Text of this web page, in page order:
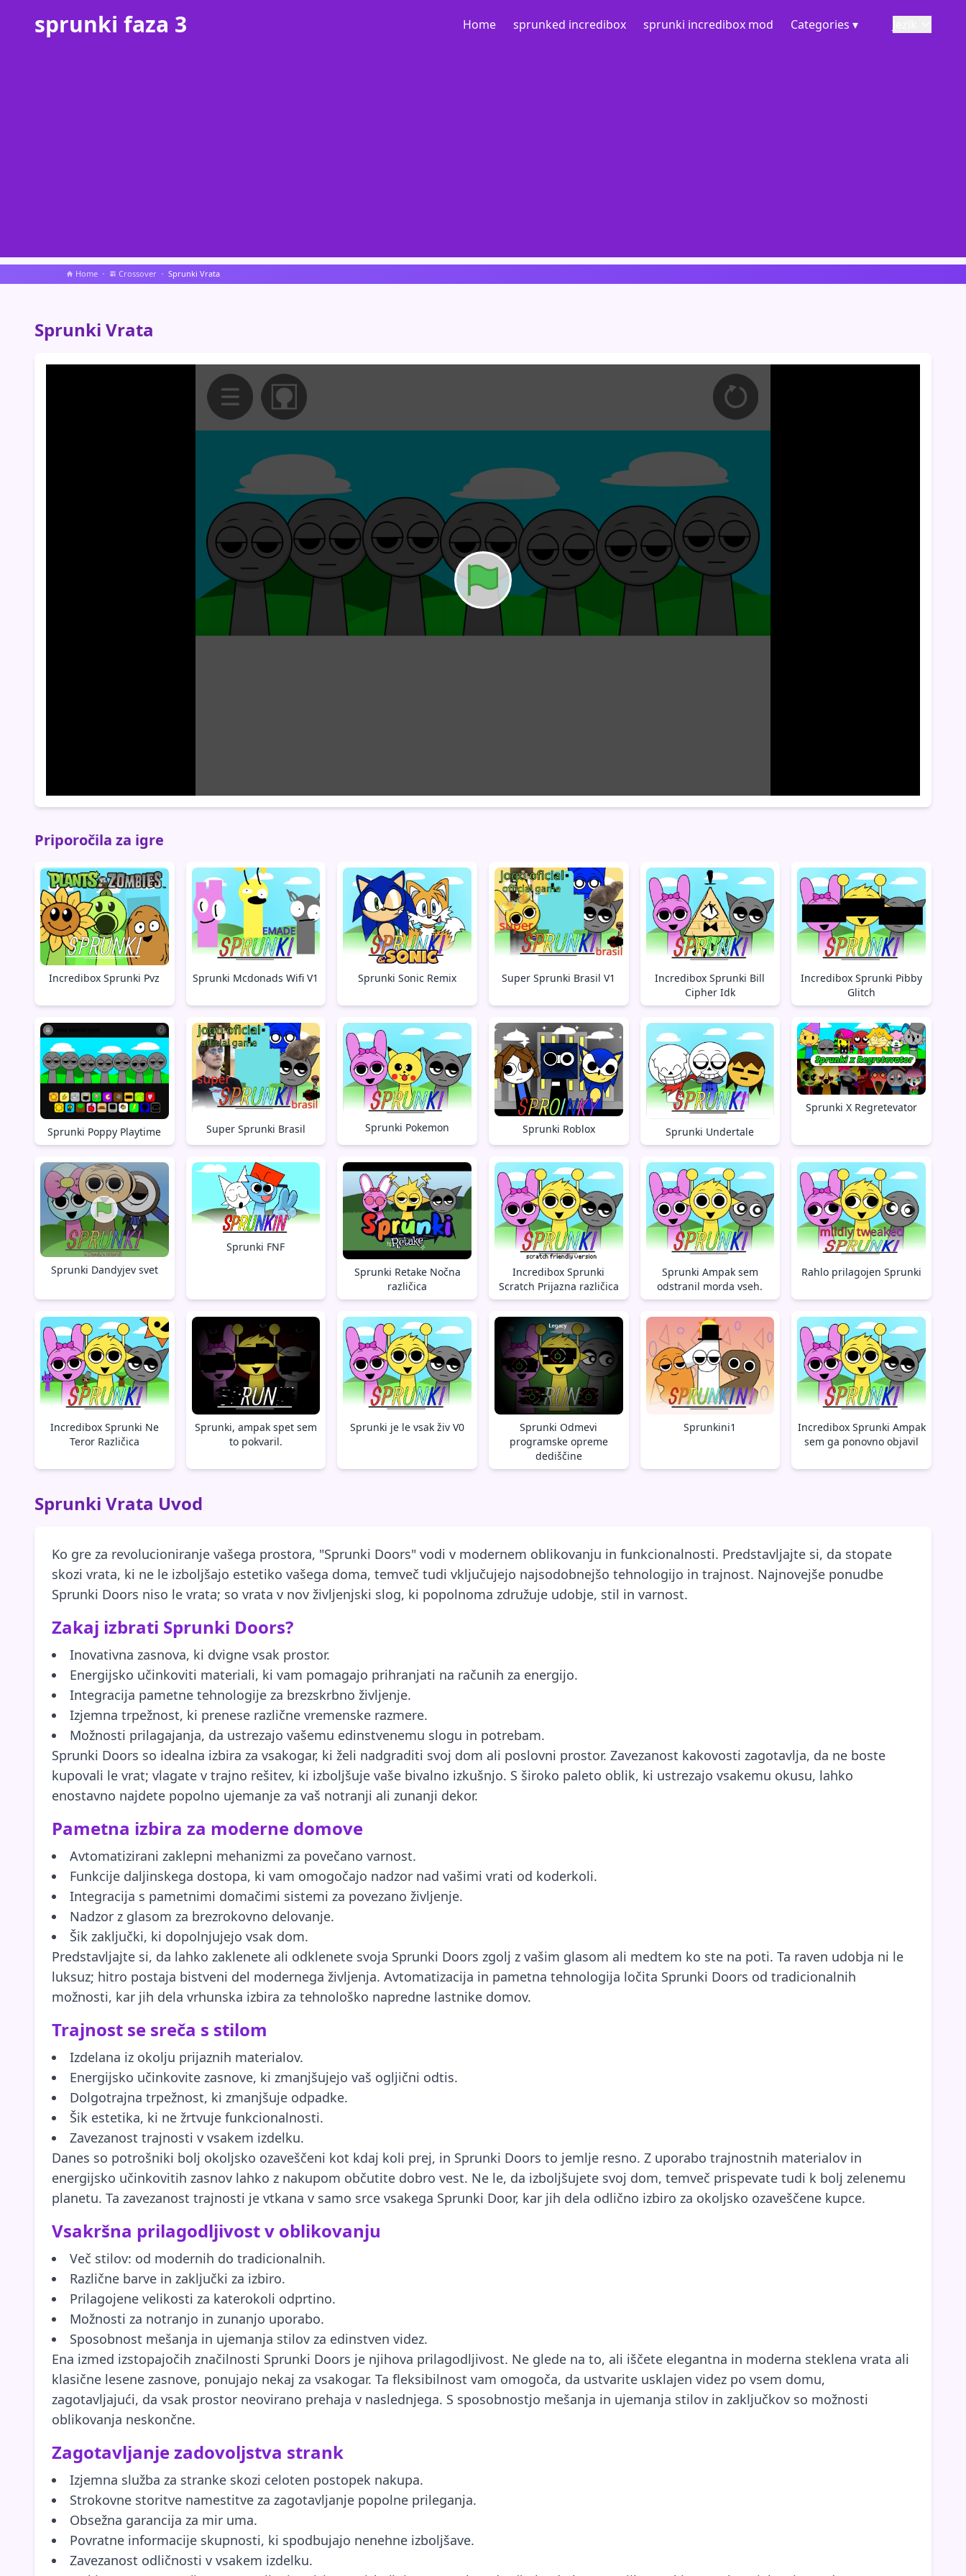
sprunki faza 3 Home sprunked incredibox sprunki incredibox mod Categories ▾
Home Crossover Sprunki Vrata
Sprunki Vrata
Priporočila za igre
Incredibox Sprunki Pvz Sprunki Mcdonads Wifi V1 Sprunki Sonic Remix Super Sprunki Brasil V1
Incredibox Sprunki Bill
Cipher Idk
Incredibox Sprunki Pibby
Glitch
Sprunki Poppy Playtime Super Sprunki Brasil Sprunki Pokemon Sprunki Roblox Sprunki Undertale
Sprunki X Regretevator
Sprunki Dandyjev svet
Sprunki FNF
Sprunki Retake Nočna
različica
Incredibox Sprunki
Scratch Prijazna različica
Sprunki Ampak sem
odstranil morda vseh.
Rahlo prilagojen Sprunki
Incredibox Sprunki Ne
Teror Različica
Sprunki, ampak spet sem
to pokvaril.
Sprunki je le vsak živ V0
Sprunki Odmevi
programske opreme
dediščine
Sprunkini1
Incredibox Sprunki Ampak
sem ga ponovno objavil
Sprunki Vrata Uvod
Ko gre za revolucioniranje vašega prostora, "Sprunki Doors" vodi v modernem oblikovanju in funkcionalnosti. Predstavljajte si, da stopate
skozi vrata, ki ne le izboljšajo estetiko vašega doma, temveč tudi vključujejo najsodobnejšo tehnologijo in trajnost. Najnovejše ponudbe
Sprunki Doors niso le vrata; so vrata v nov življenjski slog, ki popolnoma združuje udobje, stil in varnost.
Zakaj izbrati Sprunki Doors?
Inovativna zasnova, ki dvigne vsak prostor.
Energijsko učinkoviti materiali, ki vam pomagajo prihranjati na računih za energijo.
Integracija pametne tehnologije za brezskrbno življenje.
Izjemna trpežnost, ki prenese različne vremenske razmere.
Možnosti prilagajanja, da ustrezajo vašemu edinstvenemu slogu in potrebam.
Sprunki Doors so idealna izbira za vsakogar, ki želi nadgraditi svoj dom ali poslovni prostor. Zavezanost kakovosti zagotavlja, da ne boste
kupovali le vrat; vlagate v trajno rešitev, ki izboljšuje vaše bivalno izkušnjo. S široko paleto oblik, ki ustrezajo vsakemu okusu, lahko
enostavno najdete popolno ujemanje za vaš notranji ali zunanji dekor.
Pametna izbira za moderne domove
Avtomatizirani zaklepni mehanizmi za povečano varnost.
Funkcije daljinskega dostopa, ki vam omogočajo nadzor nad vašimi vrati od koderkoli.
Integracija s pametnimi domačimi sistemi za povezano življenje.
Nadzor z glasom za brezrokovno delovanje.
Šik zaključki, ki dopolnjujejo vsak dom.
Predstavljajte si, da lahko zaklenete ali odklenete svoja Sprunki Doors zgolj z vašim glasom ali medtem ko ste na poti. Ta raven udobja ni le
luksuz; hitro postaja bistveni del modernega življenja. Avtomatizacija in pametna tehnologija ločita Sprunki Doors od tradicionalnih
možnosti, kar jih dela vrhunska izbira za tehnološko napredne lastnike domov.
Trajnost se sreča s stilom
Izdelana iz okolju prijaznih materialov.
Energijsko učinkovite zasnove, ki zmanjšujejo vaš ogljični odtis.
Dolgotrajna trpežnost, ki zmanjšuje odpadke.
Šik estetika, ki ne žrtvuje funkcionalnosti.
Zavezanost trajnosti v vsakem izdelku.
Danes so potrošniki bolj okoljsko ozaveščeni kot kdaj koli prej, in Sprunki Doors to jemlje resno. Z uporabo trajnostnih materialov in
energijsko učinkovitih zasnov lahko z nakupom občutite dobro vest. Ne le, da izboljšujete svoj dom, temveč prispevate tudi k bolj zelenemu
planetu. Ta zavezanost trajnosti je vtkana v samo srce vsakega Sprunki Door, kar jih dela odlično izbiro za okoljsko ozaveščene kupce.
Vsakršna prilagodljivost v oblikovanju
Več stilov: od modernih do tradicionalnih.
Različne barve in zaključki za izbiro.
Prilagojene velikosti za katerokoli odprtino.
Možnosti za notranjo in zunanjo uporabo.
Sposobnost mešanja in ujemanja stilov za edinstven videz.
Ena izmed izstopajočih značilnosti Sprunki Doors je njihova prilagodljivost. Ne glede na to, ali iščete elegantna in moderna steklena vrata ali
klasične lesene zasnove, ponujajo nekaj za vsakogar. Ta fleksibilnost vam omogoča, da ustvarite usklajen videz po vsem domu,
zagotavljajući, da vsak prostor neovirano prehaja v naslednjega. S sposobnostjo mešanja in ujemanja stilov in zaključkov so možnosti
oblikovanja neskončne.
Zagotavljanje zadovoljstva strank
Izjemna služba za stranke skozi celoten postopek nakupa.
Strokovne storitve namestitve za zagotavljanje popolne prileganja.
Obsežna garancija za mir uma.
Povratne informacije skupnosti, ki spodbujajo nenehne izboljšave.
Zavezanost odličnosti v vsakem izdelku.